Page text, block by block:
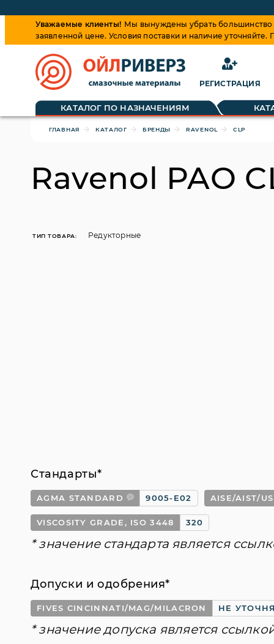
Уважаемые клиенты! Мы вынуждены убрать большинство
заявленной цене. Условия поставки и наличие
РЕГИСТРАЦИЯ
КАТАЛОГ ПО НАЗНАЧЕНИЯМ
Обращаем ваше внимание, что цена на товары
ГЛАВНАЯ КАТАЛОГ БРЕНДЫ RAVENOL CLP
Ravenol PAO
ТИП ТОВАРА: Редукторные
Стандарты*
AGMA STANDARD 9005-E02 AISE/AIST/
VISCOSITY GRADE, ISO 3448 320
* значение стандарта является
Допуски и одобрения*
FIVES CINCINNATI/MAG/MILACRON НЕ
* значение допуска является